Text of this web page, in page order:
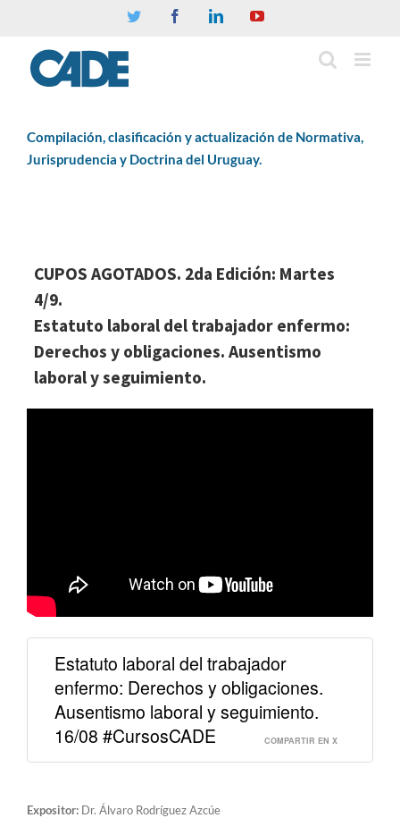
Twitter FacebookLinkedinYouTube
Compilación, clasificación y actualización de Normativa,
Jurisprudencia y Doctrina del Uruguay.
CUPOS AGOTADOS. 2da Edición: Martes
4/9.
Estatuto laboral del trabajador enfermo:
Derechos y obligaciones. Ausentismo
laboral y seguimiento.
Estatuto laboral del trabajador
enfermo: Derechos y obligaciones.
Ausentismo laboral y seguimiento.
16/08 #CursosCADE
COMPARTIR EN X
Expositor: Dr. Álvaro Rodríguez Azcúe